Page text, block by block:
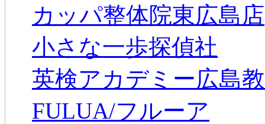
カッパ整体院東広島店
小さな一歩探偵社
英検アカデミー広島
FULUA/フルーア